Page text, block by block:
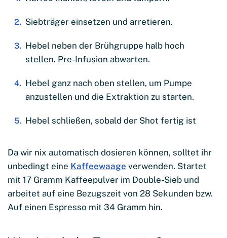
Siebträger einsetzen und arretieren.
Hebel neben der Brühgruppe halb hoch
stellen. Pre-Infusion abwarten.
Hebel ganz nach oben stellen, um Pumpe
anzustellen und die Extraktion zu starten.
Hebel schließen, sobald der Shot fertig ist
Da wir nix automatisch dosieren können, solltet ihr
unbedingt eine Kaffeewaage verwenden. Startet
mit 17 Gramm Kaffeepulver im Double-Sieb und
arbeitet auf eine Bezugszeit von 28 Sekunden bzw.
Auf einen Espresso mit 34 Gramm hin.